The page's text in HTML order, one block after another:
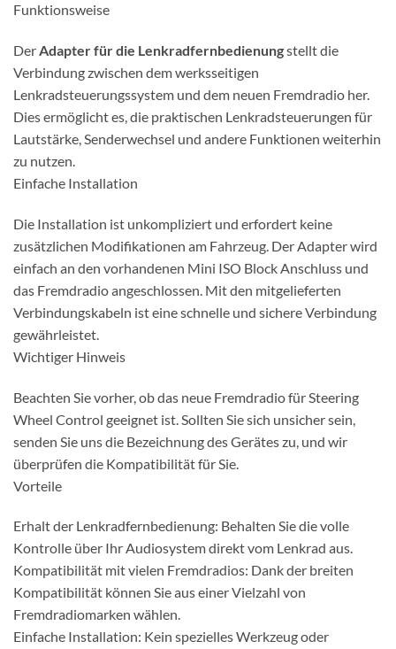
Funktionsweise
DerAdapter für die Lenkradfernbedienungstellt die
Verbindung zwischen dem werksseitigen
Lenkradsteuerungssystem und dem neuen Fremdradio her.
Dies ermöglicht es, die praktischen Lenkradsteuerungen für
Lautstärke, Senderwechsel und andere Funktionen weiterhin
zu nutzen.
Einfache Installation
Die Installation ist unkompliziert und erfordert keine
zusätzlichen Modifikationen am Fahrzeug. Der Adapter wird
einfach an den vorhandenen Mini ISO Block Anschluss und
das Fremdradio angeschlossen. Mit den mitgelieferten
Verbindungskabeln ist eine schnelle und sichere Verbindung
gewährleistet.
Wichtiger Hinweis
Beachten Sie vorher, ob das neue Fremdradio für Steering
Wheel Control geeignet ist. Sollten Sie sich unsicher sein,
senden Sie uns die Bezeichnung des Gerätes zu, und wir
überprüfen die Kompatibilität für Sie.
Vorteile
Erhalt der Lenkradfernbedienung: Behalten Sie die volle
Kontrolle über Ihr Audiosystem direkt vom Lenkrad aus.
Kompatibilität mit vielen Fremdradios: Dank der breiten
Kompatibilität können Sie aus einer Vielzahl von
Fremdradiomarken wählen.
Einfache Installation: Kein spezielles Werkzeug oder